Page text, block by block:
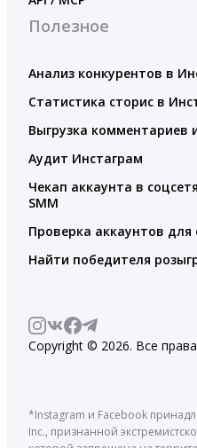
Полезное
Анализ конкурентов в
Статистика сторис в
Выгрузка комментариев
Аудит Инстаграм
Чекап аккаунта в
SMM
Проверка аккаунтов для
Найти победителя
Copyright © 2026. Все
*Instagram и Facebook
Inc., признанной